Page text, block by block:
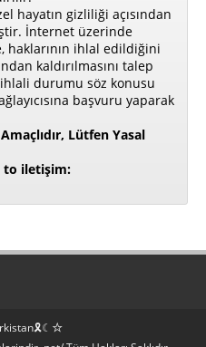
hayatın gizliliği açısından
İnternet üzerinde
ihlal edildiğini
kaldırılmasını talep
durumu söz konusu
başvuru yaparak
Lütfen Yasal
to iletişim: